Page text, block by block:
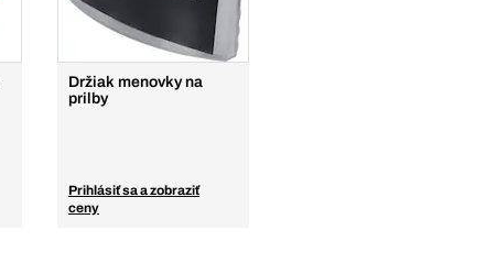
Držiak menovky na
prilby
Prihlásiť sa a zobraziť
ceny